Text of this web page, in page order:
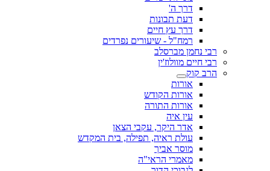
דרך ה'
דעת תבונות
דרך עץ חיים
רמח"ל - שיעורים נפרדים
רבי נחמן מברסלב
רבי חיים מוולוז'ין
הרב קוק
אורות
אורות הקודש
אורות התורה
עין איה
אדר היקר, עקבי הצאן
עולת ראיה, תפילה, בית המקדש
מוסר אביך
מאמרי הראי"ה